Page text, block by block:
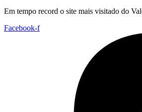
Em tempo record o site mais visitado do
Facebook-f